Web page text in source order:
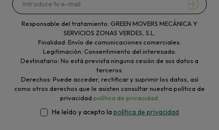
Responsable del tratamiento: GREEN MOVERS MECÁNICA Y
SERVICIOS ZONAS VERDES, S.L.
Finalidad: Envío de comunicaciones comerciales.
Legitimación: Consentimiento del interesado.
Destinatario: No está prevista ninguna cesión de sus datos a
terceros.
Derechos: Puede acceder, rectificar y suprimir los datos, así
como otros derechos que le asisten consultar nuestra política de
privacidad política de privacidad.
He leído y acepto la política de privacidad